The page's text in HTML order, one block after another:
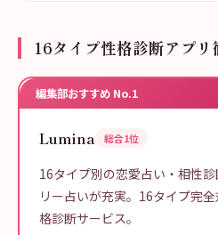
16タイプ性格診断アプリ
編集部おすすめ No.1
Lumina 総合1位
16タイプ別の恋愛占い・相性
リー占いが充実。16タイプ完
格診断サービス。